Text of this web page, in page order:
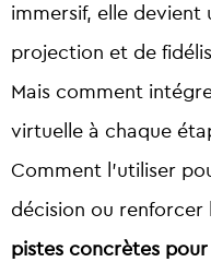
immersif, elle devient
projection et de
Mais comment
virtuelle à chaque
Comment l’utiliser
décision ou renforcer
pistes concrètes